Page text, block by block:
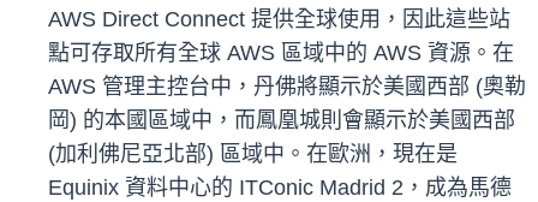
AWS Direct Connect 提供全球使用，因此這些站
點可存取所有全球 AWS 區域中的 AWS 資源。在
AWS 管理主控台中，丹佛將顯示於美國西部 (奧勒
岡) 的本國區域中，而鳳凰城則會顯示於美國西部
(加利佛尼亞北部) 區域中。在歐洲，現在是
Equinix 資料中心的 ITConic Madrid 2，成為馬德